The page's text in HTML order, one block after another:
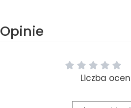
Opinie
Liczba